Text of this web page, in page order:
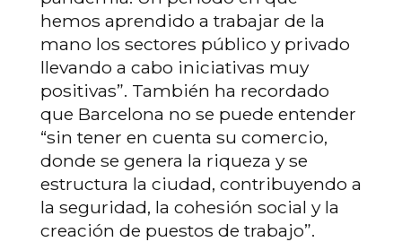
hemos aprendido a trabajar de la
mano los sectores público y privado
llevando a cabo iniciativas muy
positivas”. También ha recordado
que Barcelona no se puede entender
“sin tener en cuenta su comercio,
donde se genera la riqueza y se
estructura la ciudad, contribuyendo a
la seguridad, la cohesión social y la
creación de puestos de trabajo”.